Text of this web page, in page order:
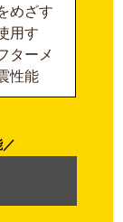
めざす
用す
ターメ
性能